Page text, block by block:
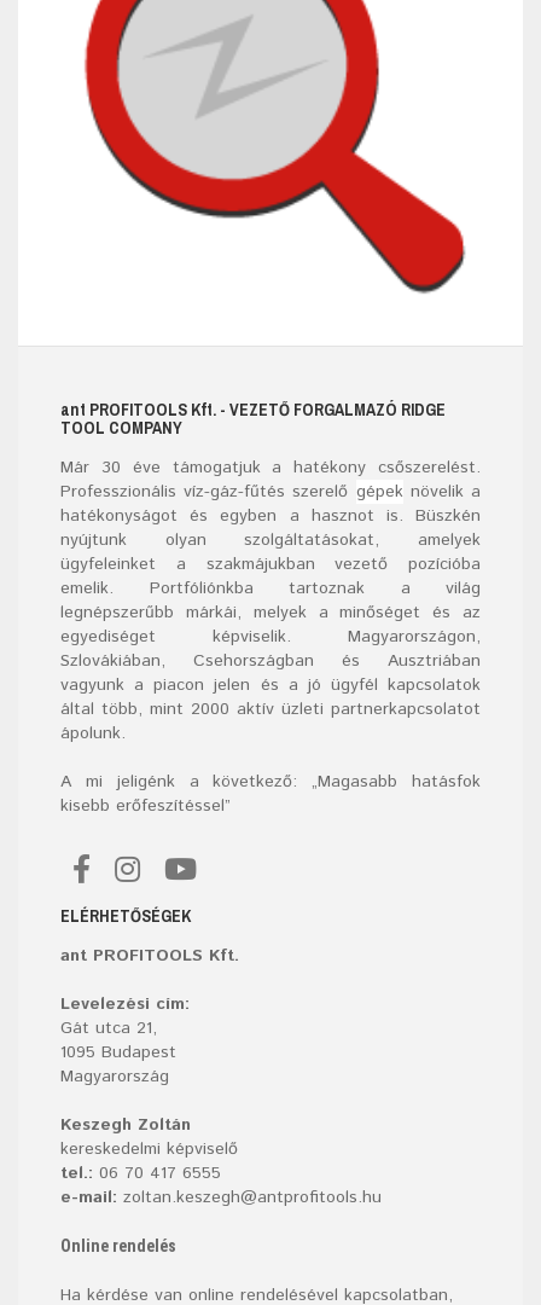
ant PROFITOOLS Kft. - VEZETŐ FORGALMAZÓ RIDGE
TOOL COMPANY
Már 30 éve támogatjuk a hatékony csőszerelést.
Professzionális víz-gáz-fűtés szerelő gépeknövelik a
hatékonyságot és egyben a hasznot is. Büszkén
nyújtunk olyan szolgáltatásokat, amelyek
ügyfeleinket a szakmájukban vezető pozícióba
emelik. Portfóliónkba tartoznak a világ
legnépszerűbb márkái, melyek a minőséget és az
egyediséget képviselik. Magyarországon,
Szlovákiában, Csehországban és Ausztriában
vagyunk a piacon jelen és a jó ügyfél kapcsolatok
által több, mint 2000 aktív üzleti partnerkapcsolatot
ápolunk.
A mi jeligénk a következő: „Magasabb hatásfok
kisebb erőfeszítéssel”
ELÉRHETŐSÉGEK
ant PROFITOOLS Kft.
Levelezési cím:
Gát utca 21,
1095 Budapest
Magyarország
Keszegh Zoltán
kereskedelmi képviselő
tel.: 06 70 417 6555
e-mail: zoltan.keszegh@antprofitools.hu
Online rendelés
Ha kérdése van online rendelésével kapcsolatban,